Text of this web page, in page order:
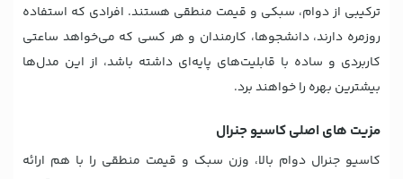
ترکیبی از دوام، سبکی و قیمت منطقی هستند. افرادی که استفاده
روزمره دارند، دانشجوها، کارمندان و هر کسی که می‌خواهد ساعتی
کاربردی و ساده با قابلیت‌های پایه‌ای داشته باشد، از این مدل‌ها
بیشترین بهره را خواهند برد.
مزیت های اصلی کاسیو جنرال
کاسیو جنرال دوام بالا، وزن سبک و قیمت منطقی را با هم ارائه